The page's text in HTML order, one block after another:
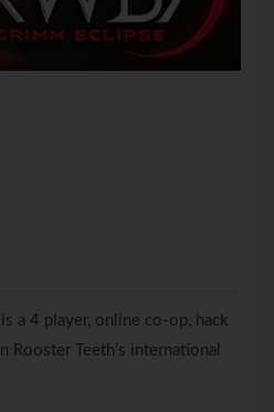
is a 4 player, online co-op, hack
Rooster Teeth’s international